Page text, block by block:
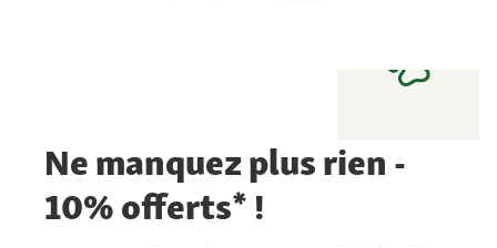
Ne manquez plus rien -
10% offerts* !